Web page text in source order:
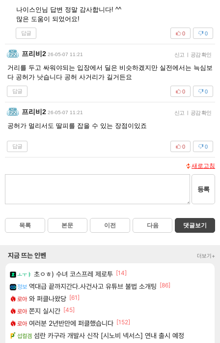
나이스인님 답변 정말 감사합니다! ^^
많은 도움이 되었어요!
답글 0
0
프리비2 26-05-07 11:21 신고 | 공감 확인
거리를 두고 싸워야되는 입장에서 딜은 비슷하겠지만 실전에서는 늑심보
다 공허가 낫습니다 공허 사거리가 길거든요
답글 0
0
프리비2 26-05-07 11:21 신고 | 공감 확인
공허가 멀리서도 딸피를 잡을 수 있는 장점이있죠
답글 0
0
새로고침
등록
목록 본문 이전 다음 댓글보기
지금 뜨는 인벤 더보기+
ㅗㅜㅑ 초ㅇㅎ) 수녀 코스프레 제로투 [14]
정보 역대급 끝까지간다.사건사고 유튜브 불법 소개팅 [86]
로아 와 퍼클나왔당 [61]
로아 쫀지 실시간 [45]
로아 여러분 2년반만에 퍼클했습니다 [152]
섭컬겜 섬란 카구라 개발사 신작 [시노비 넥서스] 연내 출시 예정